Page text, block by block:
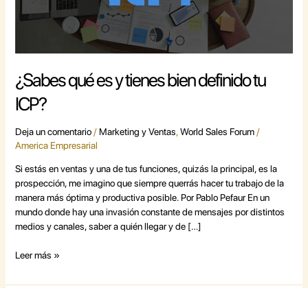
¿Sabes qué es y tienes bien definido tu
ICP?
Deja un comentario / Marketing y Ventas,World Sales Forum/
America Empresarial
Si estás en ventas y una de tus funciones, quizás la principal, es la
prospección, me imagino que siempre querrás hacer tu trabajo de la
manera más óptima y productiva posible. Por Pablo Pefaur En un
mundo donde hay una invasión constante de mensajes por distintos
medios y canales, saber a quién llegar y de […]
ICP?
Leer más »